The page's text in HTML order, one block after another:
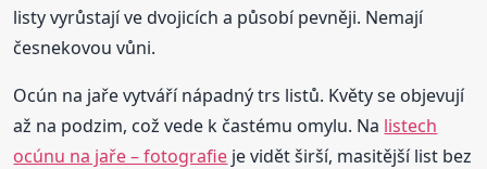
listy vyrůstají ve dvojicích a působí pevněji. Nemají
česnekovou vůni.
Ocún na jaře vytváří nápadný trs listů. Květy se objevují
až na podzim, což vede k častému omylu. Na listech
ocúnu na jaře – fotografie je vidět širší, masitější list bez